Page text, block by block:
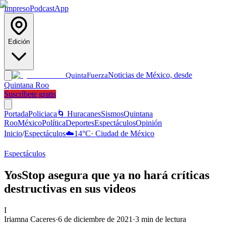
ImpresoPodcastApp
Edición
QuintaFuerzaNoticias de México, desde
Quintana Roo
Suscríbete gratis
PortadaPoliciaca 🌀 HuracanesSismosQuintana
RooMéxicoPolíticaDeportesEspectáculosOpinión
Inicio/Espectáculos☁️14°C· Ciudad de México
Espectáculos
YosStop asegura que ya no hará críticas
destructivas en sus videos
I
Iriamna Caceres·6 de diciembre de 2021 ·3 min de lectura